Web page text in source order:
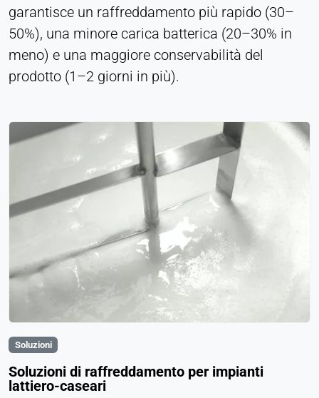
garantisce un raffreddamento più rapido (30–
50%), una minore carica batterica (20–30% in
meno) e una maggiore conservabilità del
prodotto (1–2 giorni in più).
Soluzioni
Soluzioni di raffreddamento per impianti
lattiero-caseari